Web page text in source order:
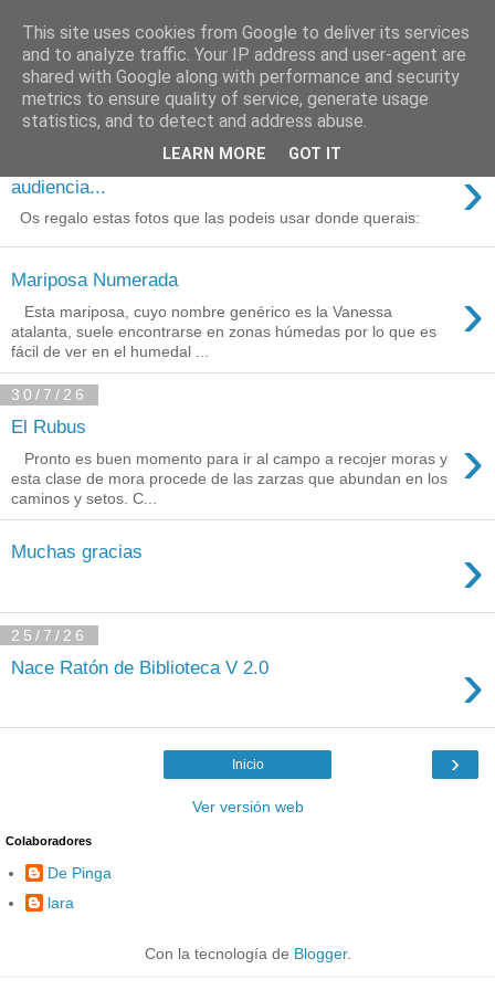
Está de pinga
3/8/26
Agradecimientos a Ares por su
audiencia...
›
Os regalo estas fotos que las podeis usar donde querais:
Mariposa Numerada ›
Esta mariposa, cuyo nombre genérico es la Vanessa
atalanta, suele encontrarse en zonas húmedas por lo que es
fácil de ver en el humedal ...
30/7/26
El Rubus ›
Pronto es buen momento para ir al campo a recojer moras y
esta clase de mora procede de las zarzas que abundan en los
caminos y setos. C...
Muchas gracias ›
25/7/26
Nace Ratón de Biblioteca V 2.0 ›
›
Inicio
Ver versión web
Colaboradores
De Pinga
lara
Con la tecnología de Blogger.
This site uses cookies from Google to deliver its services
and to analyze traffic. Your IP address and user-agent are
shared with Google along with performance and security
metrics to ensure quality of service, generate usage
statistics, and to detect and address abuse.
LEARN MORE GOT IT